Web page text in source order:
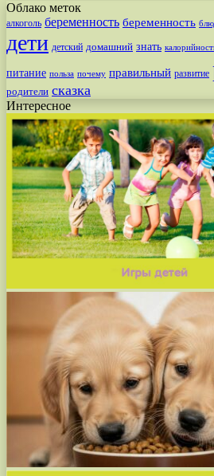
Облако меток
алкоголь беременность беременность
дети детский домашний знать
питание польза почему правильный развитие
родители сказка
Интересное